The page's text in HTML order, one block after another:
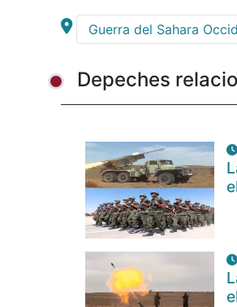
Guerra del Sahara
Depeches